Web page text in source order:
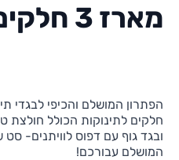
מארז 3 חלקים חולצת פולי
הפתרון המושלם והכיפי לבגדי
חלקים לתינוקות הכולל חולצת
ובגד גוף עם דפוס לוויתנים-
המושלם עבורכם!